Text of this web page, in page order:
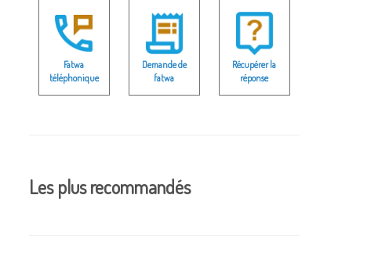
Fatwa
téléphonique
Demande de
fatwa
Récupérer la
réponse
Les plus recommandés